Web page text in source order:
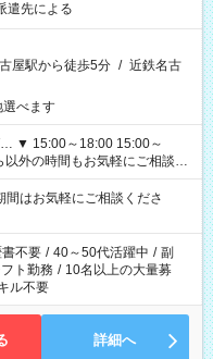
遣先による
屋駅から徒歩5分 / 近鉄名古
べます
はお気軽にご相談くださ
書不要 / 40～50代活躍中 / 副
ト勤務 / 10名以上の大量募
ル不要
詳細へ